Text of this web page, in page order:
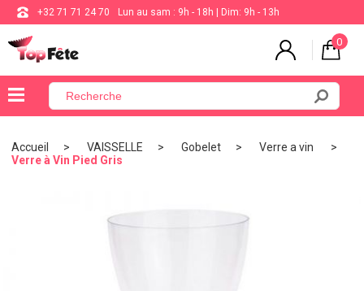
+32 71 71 24 70 Lun au sam : 9h - 18h | Dim: 9h - 13h
0
×
BALLON
Accueil VAISSELLE Gobelet
Verre a vin
Verre à Vin Pied Gris